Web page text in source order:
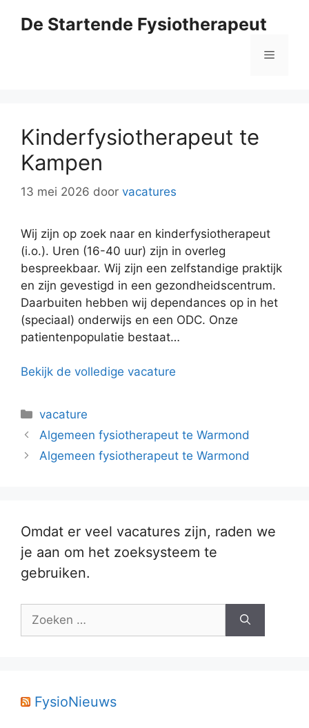
De Startende Fysiotherapeut
Menu
Kinderfysiotherapeut te
Kampen
13 mei 2026 door vacatures
Wij zijn op zoek naar en kinderfysiotherapeut
(i.o.). Uren (16-40 uur) zijn in overleg
bespreekbaar. Wij zijn een zelfstandige praktijk
en zijn gevestigd in een gezondheidscentrum.
Daarbuiten hebben wij dependances op in het
(speciaal) onderwijs en een ODC. Onze
patientenpopulatie bestaat…
Bekijk de volledige vacature
Categorieën
vacature
Algemeen fysiotherapeut te Warmond
Algemeen fysiotherapeut te Warmond
Omdat er veel vacatures zijn, raden we
je aan om het zoeksysteem te
gebruiken.
Zoek
FysioNieuws